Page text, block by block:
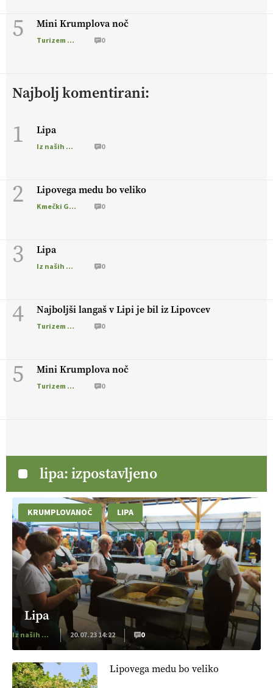
5 Mini Krumplova noč
Turizem na podezelju 0
Najbolj komentirani:
1 Lipa
Iz naših krajev 0
2 Lipovega medu bo veliko
Kmečki Glas 0
3 Lipa
Iz naših krajev 0
4 Najboljši langaš v Lipi je bil iz Lipovcev
Turizem na podezelju 0
5 Mini Krumplova noč
Turizem na podezelju 0
lipa: izpostavljeno
KRUMPLOVANOČ LIPA
Lipa
Iz naših krajev 20.07.23 14:22 0
Lipovega medu bo veliko